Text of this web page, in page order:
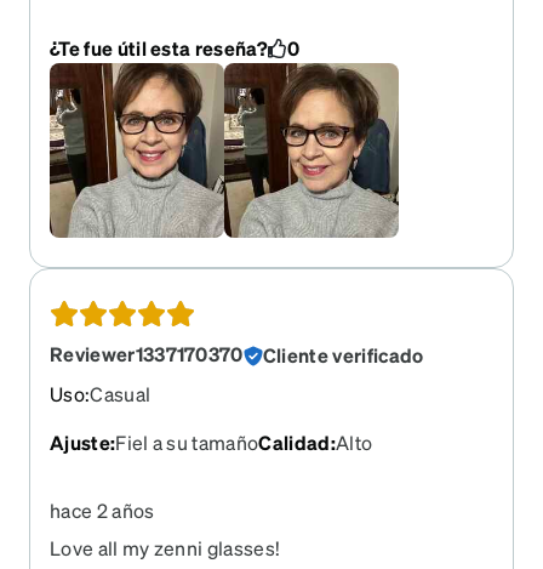
¿Te fue útil esta reseña? 0
Reviewer1337170370
Cliente verificado
Uso:Casual
Ajuste:Fiel a su tamañoCalidad:Alto
hace 2 años
Love all my zenni glasses!